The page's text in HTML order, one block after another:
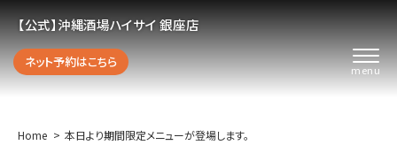
【公式】沖縄酒場ハイサイ 銀座店
ネット予約はこちら
Home 本日より期間限定メニューが登場します。